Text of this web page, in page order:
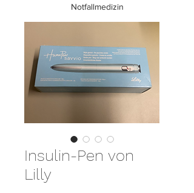
Notfallmedizin
Insulin-Pen von
Lilly